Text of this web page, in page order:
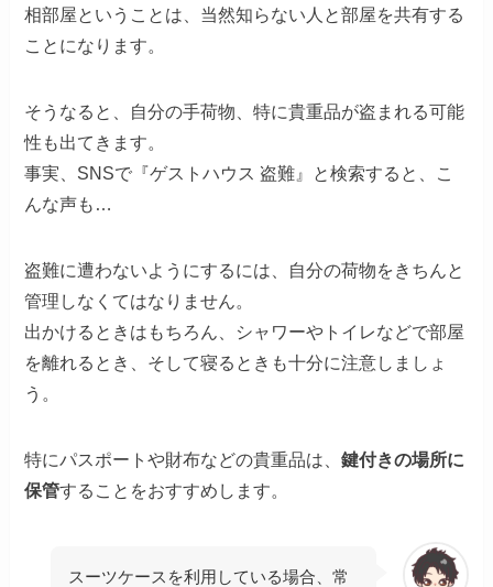
相部屋ということは、当然知らない人と部屋を共有する
ことになります。
そうなると、自分の手荷物、特に貴重品が盗まれる可能
性も出てきます。
事実、SNSで『ゲストハウス 盗難』と検索すると、こ
んな声も…
盗難に遭わないようにするには、自分の荷物をきちんと
管理しなくてはなりません。
出かけるときはもちろん、シャワーやトイレなどで部屋
を離れるとき、そして寝るときも十分に注意しましょ
う。
特にパスポートや財布などの貴重品は、鍵付きの場所に
保管することをおすすめします。
スーツケースを利用している場合、常